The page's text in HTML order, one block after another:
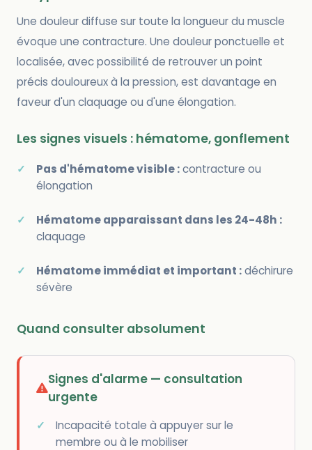
Une douleur diffuse sur toute la longueur du muscle
évoque une contracture. Une douleur ponctuelle et
localisée, avec possibilité de retrouver un point
précis douloureux à la pression, est davantage en
faveur d'un claquage ou d'une élongation.
Les signes visuels : hématome, gonflement
Pas d'hématome visible :contracture ou
élongation
Hématome apparaissant dans les 24-48h :
claquage
Hématome immédiat et important :déchirure
sévère
Quand consulter absolument
Signes d'alarme — consultation
urgente
Incapacité totale à appuyer sur le
membre ou à le mobiliser